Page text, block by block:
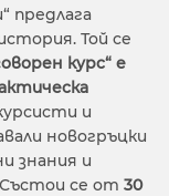
предлага
Той се
курс“ е
и
новогръцки
знания и
Състои се от 30